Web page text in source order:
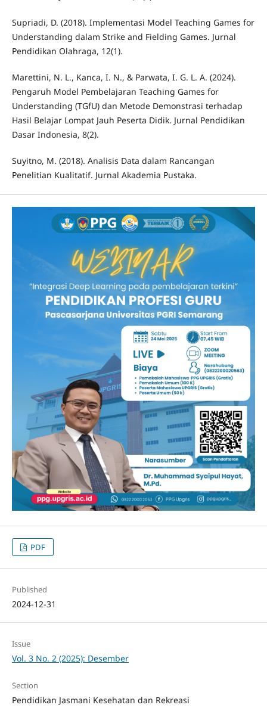
Supriadi, D. (2018). Implementasi Model Teaching Games for
Understanding dalam Strike and Fielding Games. Jurnal
Pendidikan Olahraga, 12(1).
Marettini, N. L., Kanca, I. N., & Parwata, I. G. L. A. (2024).
Pengaruh Model Pembelajaran Teaching Games for
Understanding (TGfU) dan Metode Demonstrasi terhadap
Hasil Belajar Lompat Jauh Peserta Didik. Jurnal Pendidikan
Dasar Indonesia, 8(2).
Suyitno, M. (2018). Analisis Data dalam Rancangan
Penelitian Kualitatif. Jurnal Akademia Pustaka.
PDF
Published
2024-12-31
Issue
Vol. 3 No. 2 (2025): Desember
Section
Pendidikan Jasmani Kesehatan dan Rekreasi